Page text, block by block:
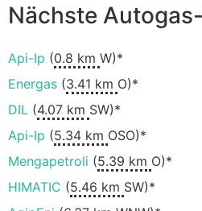
Nächste
Api-Ip (0.8 km W)*
Energas (3.41 km O)*
DIL (4.07 km SW)*
Api-Ip (5.34 km OSO)*
Mengapetroli (5.39 km O)*
HIMATIC (5.46 km SW)*